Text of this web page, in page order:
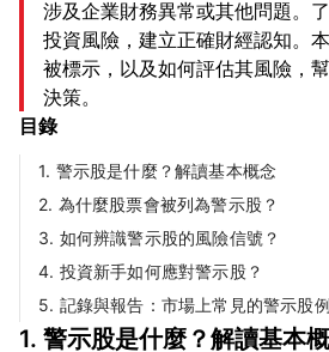
涉及企業財務異常或其他問題。
投資風險，建立正確財經認知。
被標示，以及如何評估其風險，
決策。
目錄
1. 警示股是什麼？解讀基本概念
2. 為什麼股票會被列為警示股？
3. 如何辨識警示股的風險信號？
4. 投資新手如何應對警示股？
5. 記錄與報告：市場上常見的警示股
1. 警示股是什麼？解讀基本